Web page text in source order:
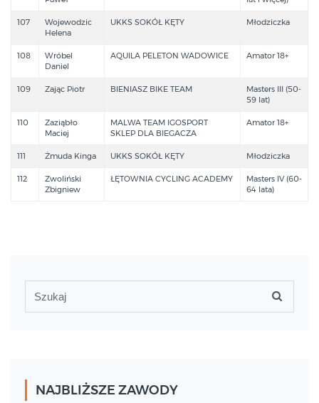
107
Wojewodzic
Helena
UKKS SOKÓŁ KĘTY Młodziczka
108
Wróbel
Daniel
AQUILA PELETON WADOWICE Amator 18+
109 Zając Piotr BIENIASZ BIKE TEAM
Masters III (50-
59 lat)
110
Zaziąbło
Maciej
MALWA TEAM IGOSPORT
SKLEP DLA BIEGACZA
Amator 18+
111 Żmuda Kinga UKKS SOKÓŁ KĘTY Młodziczka
112
Zwoliński
Zbigniew
ŁĘTOWNIA CYCLING ACADEMY
Masters IV (60-
64 lata)
NAJBLIŻSZE ZAWODY